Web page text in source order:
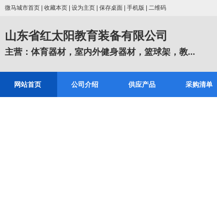
微马城市首页 收藏本页 设为主页 保存桌面 手机版 二维码
山东省红太阳教育装备有限公司
主营：体育器材，室内外健身器材，篮球架，教...
网站首页 公司介绍 供应产品 采购清单